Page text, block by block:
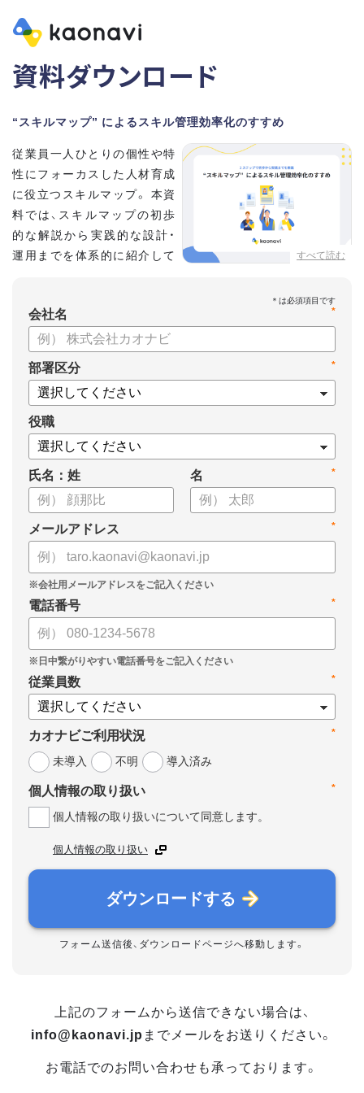
資料ダウンロード
“スキルマップ” によるスキル管理効率化のすすめ
すべて読む
従業員一人ひとりの個性や特
性にフォーカスした人材育成
に役立つスキルマップ。 本資
料では、スキルマップの初歩
的な解説から実践的な設計・
運用までを体系的に紹介して
*
会社名
*
部署区分
役職
氏名：姓 *
名
*
メールアドレス
*
電話番号
*
従業員数
*
カオナビご利用状況
未導入
不明 導入済み
*
個人情報の取り扱い
個人情報の取り扱いについて同意します。
個人情報の取り扱い
ダウンロードする
フォーム送信後、ダウンロードページへ移動します。
上記のフォームから送信できない場合は、
info@kaonavi.jp までメールをお送りください。
お電話でのお問い合わせも承っております。